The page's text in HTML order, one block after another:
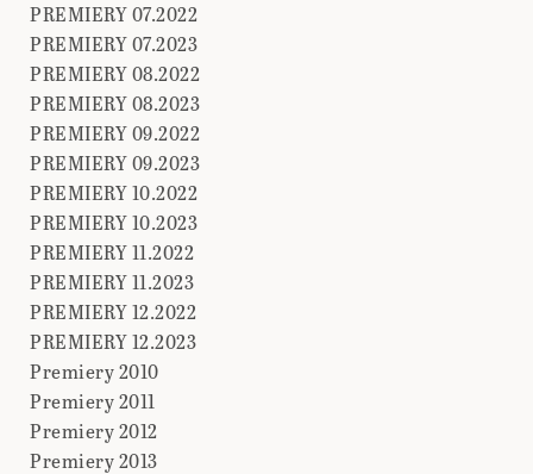
PREMIERY 07.2022
PREMIERY 07.2023
PREMIERY 08.2022
PREMIERY 08.2023
PREMIERY 09.2022
PREMIERY 09.2023
PREMIERY 10.2022
PREMIERY 10.2023
PREMIERY 11.2022
PREMIERY 11.2023
PREMIERY 12.2022
PREMIERY 12.2023
Premiery 2010
Premiery 2011
Premiery 2012
Premiery 2013